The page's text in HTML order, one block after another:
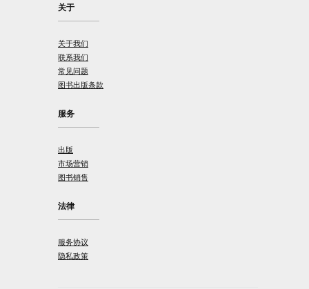
关于
关于我们
联系我们
常见问题
图书出版条款
服务
出版
市场营销
图书销售
法律
服务协议
隐私政策